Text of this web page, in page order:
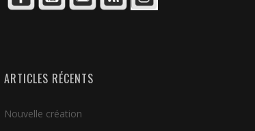
ARTICLES RÉCENTS
Nouvelle création